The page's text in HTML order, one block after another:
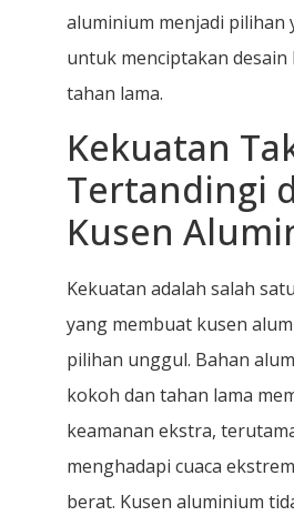
aluminium menjadi pilihan
untuk menciptakan desain
tahan lama.
Kekuatan
Tertandingi
Kusen
Kekuatan adalah salah
yang membuat kusen
pilihan unggul. Bahan
kokoh dan tahan lama
keamanan ekstra,
menghadapi cuaca
berat. Kusen aluminium